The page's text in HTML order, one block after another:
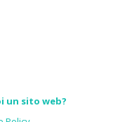
un sito web?